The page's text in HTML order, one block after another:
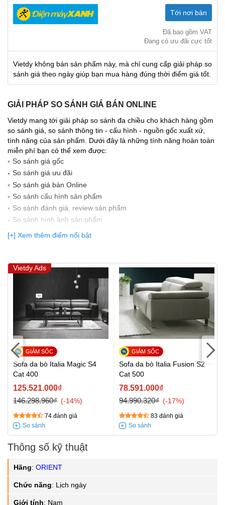
Tới nơi bán
Đã bao gồm VAT
Đang có ưu đãi cực tốt
Vietdy không bán sản phẩm này, mà chỉ cung cấp giải pháp so
sánh giá theo ngày giúp bạn mua hàng đúng thời điểm giá tốt.
GIẢI PHÁP SO SÁNH GIÁ BÁN ONLINE
Vietdy mang tới giải pháp so sánh đa chiều cho khách hàng gồm
so sánh giá, so sánh thông tin - cấu hình - nguồn gốc xuất xứ,
tính năng của sản phẩm. Dưới đây là những tính năng hoàn toàn
miễn phí bạn có thể xem được:
So sánh giá gốc
So sánh giá ưu đãi
So sánh giá bán Online
So sánh cấu hình sản phẩm
So sánh đánh giá, review sản phẩm
So sảnh hình ảnh sản phẩm
(Bạn đang được xem so sánh giá, xem giá biến động Realtime 10
lần cập nhật gần nhất)
[+] Xem thêm điểm nổi bật
Vietdy Ads
Sofa da bò Italia Magic S4
Cat 400
125.521.000₫
146.298.960₫
-14%
74 đánh giá
Sofa da bò Italia Fusion S2
Cat 500
78.591.000₫
94.990.320₫
-17%
83 đánh giá
Thông số kỹ thuật
Hãng: ORIENT
Chức năng: Lịch ngày
Giới tính: Nam